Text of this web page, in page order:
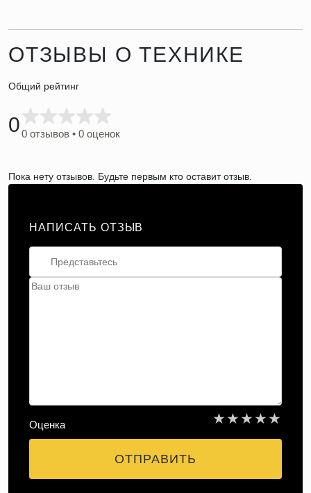
ОТЗЫВЫ О ТЕХНИКЕ
Общий рейтинг
00 отзывов • 0 оценок
Пока нету отзывов. Будьте первым кто оставит отзыв.
НАПИСАТЬ ОТЗЫВ
Оценка ★
★
★
★
★
ОТПРАВИТЬ